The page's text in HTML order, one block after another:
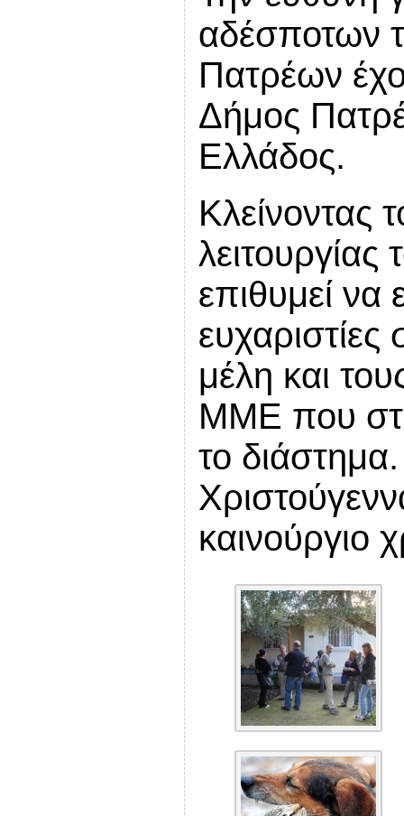
αδέσποτων
Πατρέων
Δήμος
Ελλάδος.
Κλείνοντας
επιθυμεί να
μέλη και
ΜΜΕ που
το
καινούργιο